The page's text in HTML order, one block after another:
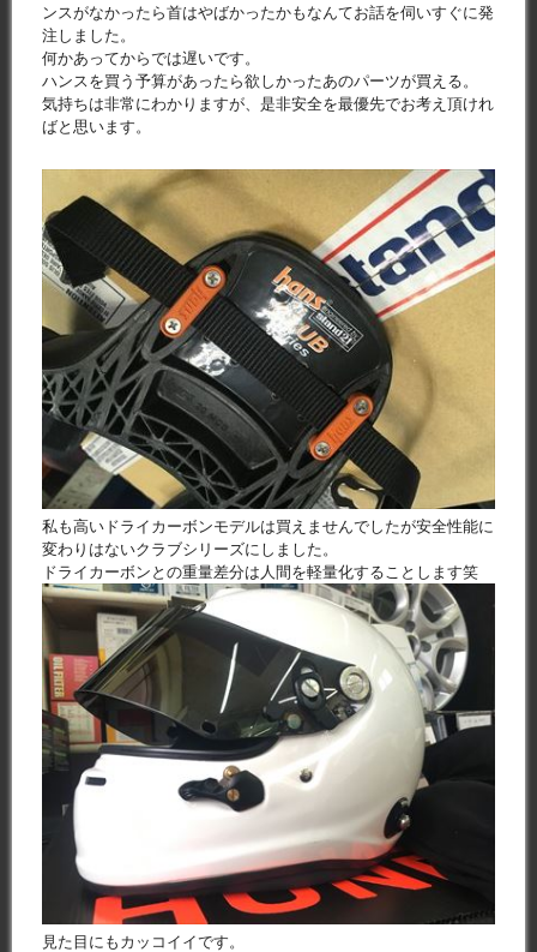
ンスがなかったら首はやばかったかもなんてお話を伺いすぐに発
注しました。
何かあってからでは遅いです。
ハンスを買う予算があったら欲しかったあのパーツが買える。
気持ちは非常にわかりますが、是非安全を最優先でお考え頂けれ
ばと思います。
私も高いドライカーボンモデルは買えませんでしたが安全性能に
変わりはないクラブシリーズにしました。
ドライカーボンとの重量差分は人間を軽量化することします笑
見た目にもカッコイイです。